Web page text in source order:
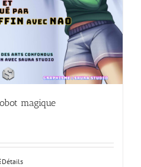
magique
Détails